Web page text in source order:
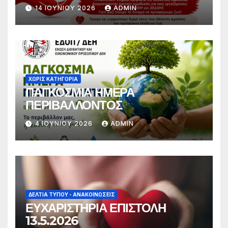
14 ΙΟΥΝΊΟΥ 2026 ADMIN
ΧΩΡΊΣ ΚΑΤΗΓΟΡΊΑ
ΠΑΓΚΟΣΜΙΑ ΗΜΕΡΑ
ΠΕΡΙΒΑΛΛΟΝΤΟΣ
4 ΙΟΥΝΊΟΥ 2026 ADMIN
ΔΕΛΤΊΑ ΤΎΠΟΥ - ΑΝΑΚΟΙΝΏΣΕΙΣ
ΕΥΧΑΡΙΣΤΗΡΙΑ ΕΠΙΣΤΟΛΗ
13.5.2026